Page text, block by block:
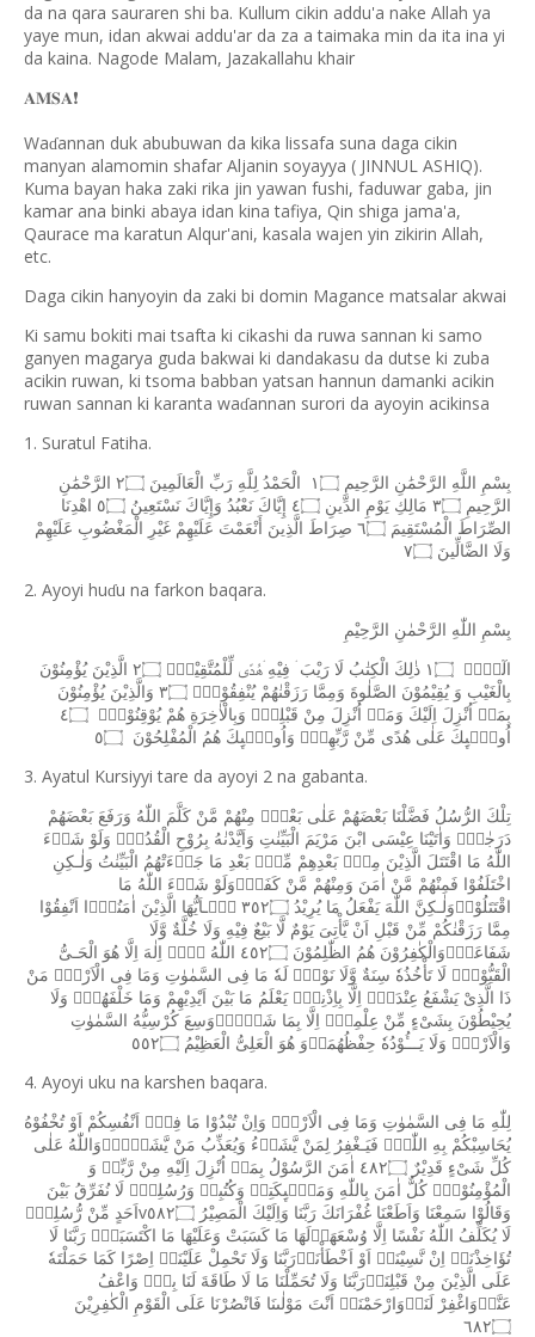
da na qara sauraren shi ba. Kullum cikin addu'a nake Allah ya
yaye mun, idan akwai addu'ar da za a taimaka min da ita ina yi
da kaina. Nagode Malam, Jazakallahu khair
𝐀𝐌𝐒𝐀❗️
Waɗannan duk abubuwan da kika lissafa suna daga cikin
manyan alamomin shafar Aljanin soyayya ( JINNUL ASHIQ).
Kuma bayan haka zaki rika jin yawan fushi, faduwar gaba, jin
kamar ana binki abaya idan kina tafiya, Qin shiga jama'a,
Qaurace ma karatun Alqur'ani, kasala wajen yin zikirin Allah,
etc.
Daga cikin hanyoyin da zaki bi domin Magance matsalar akwai
Ki samu bokiti mai tsafta ki cikashi da ruwa sannan ki samo
ganyen magarya guda bakwai ki dandakasu da dutse ki zuba
acikin ruwan, ki tsoma babban yatsan hannun damanki acikin
ruwan sannan ki karanta waɗannan surori da ayoyin acikinsa
1. Suratul Fatiha.
بِسْمِ اللَّهِ الرَّحْمَٰنِ الرَّحِيمِ ١۝ الْحَمْدُ لِلَّهِ رَبِّ الْعَالَمِينَ ٢۝ الرَّحْمَٰنِ
الرَّحِيمِ ٣۝ مَالِكِ يَوْمِ الدِّينِ ٤۝ إِيَّاكَ نَعْبُدُ وَإِيَّاكَ نَسْتَعِينُ ٥۝ اهْدِنَا
الصِّرَاطَ
الْمُسْتَقِيمَ ٦۝ صِرَاطَ الَّذِينَ أَنْعَمْتَ عَلَيْهِمْ غَيْرِ الْمَغْضُوبِ عَلَيْهِمْ
وَلَا الضَّالِّينَ ٧۝
2. Ayoyi huɗu na farkon baqara.
بِسْمِ اللّٰهِ الرَّحْمٰنِ الرَّحِيْمِ
الٓمّٓۚ ١۝ ذٰلِكَ الْكِتٰبُ لَا رَيْبَ فِيْهِ ۛهُدًى لِّلْمُتَّقِيْنَۙ ٢۝ الَّذِيْنَ يُؤْمِنُوْنَ
بِالْغَيْبِ وَ يُقِيْمُوْنَ الصَّلٰوةَ وَمِمَّا رَزَقْنٰهُمْ يُنْفِقُوْنَۙ ٣۝ وَالَّذِيْنَ يُؤْمِنُوْنَ
بِمَاۤ اُنْزِلَ اِلَيْكَ وَمَاۤ اُنْزِلَ مِنْ قَبْلِكَۚ وَبِالْاٰخِرَةِ هُمْ يُوْقِنُوْنَۗ
٤۝
اُولٰۤٮِٕكَ عَلٰى هُدًى مِّنْ رَّبِّهِمْۙ وَاُولٰۤٮِٕكَ هُمُ الْمُفْلِحُوْنَ ٥۝
3. Ayatul Kursiyyi tare da ayoyi 2 na gabanta.
تِلْكَ الرُّسُلُ فَضَّلْنَا بَعْضَهُمْ عَلٰى بَعْضٍۘ مِنْهُمْ مَّنْ كَلَّمَ اللّٰهُ وَرَفَعَ بَعْضَهُمْ
دَرَجٰتٍۗ وَاٰتَيْنَا عِيْسَى ابْنَ مَرْيَمَ الْبَيِّنٰتِ وَاَيَّدْنٰهُ بِرُوْحِ الْقُدُسِۗ وَلَوْ شَاۤءَ
اللّٰهُ مَا اقْتَتَلَ الَّذِيْنَ مِنْۢ بَعْدِهِمْ مِّنْۢ بَعْدِ مَا جَاۤءَتْهُمُ الْبَيِّنٰتُ وَلٰـكِنِ
اخْتَلَفُوْا
فَمِنْهُمْ مَّنْ اٰمَنَ وَمِنْهُمْ مَّنْ كَفَرَۗوَلَوْ شَاۤءَ اللّٰهُ مَا
اقْتَتَلُوْاۗوَلٰـكِنَّ
اللّٰهَ يَفْعَلُ مَا يُرِيْدُ ٣٥٢۝ يٰۤـاَيُّهَا الَّذِيْنَ اٰمَنُوْۤا
اَنْفِقُوْا
مِمَّا رَزَقْنٰكُمْ مِّنْ قَبْلِ اَنْ يَّأْتِىَ يَوْمٌ لَّا بَيْعٌ فِيْهِ وَلَا خُلَّةٌ وَّلَا
شَفَاعَةٌۗوَالْكٰفِرُوْنَ هُمُ الظّٰلِمُوْنَ ٤٥٢۝ اللّٰهُ لَاۤ اِلٰهَ اِلَّا هُوَ
الْحَـىُّ
الْقَيُّوْمُۚ لَا تَأْخُذُهٗ سِنَةٌ وَّلَا نَوْمٌۗ لَهٗ مَا فِى السَّمٰوٰتِ وَمَا فِى الْاَرْضِۗ مَنْ
ذَا
الَّذِىْ يَشْفَعُ عِنْدَهٗۤ اِلَّا بِاِذْنِهٖۗ يَعْلَمُ مَا بَيْنَ اَيْدِيْهِمْ وَمَا خَلْفَهُمْۚ وَلَا
يُحِيْطُوْنَ بِشَىْءٍ مِّنْ عِلْمِهٖۤ اِلَّا بِمَا شَاۤءَۚوَسِعَ كُرْسِيُّهُ
السَّمٰوٰتِ
وَالْاَرْضَۚ وَلَا يَـــُٔوْدُهٗ حِفْظُهُمَاۚوَ هُوَ الْعَلِىُّ الْعَظِيْمُ ٥٥٢۝
4. Ayoyi uku na karshen baqara.
لِلّٰهِ مَا فِى السَّمٰوٰتِ وَمَا فِى الْاَرْضِۗ وَاِنْ تُبْدُوْا مَا فِىْۤ اَنْفُسِكُمْ اَوْ تُخْفُوْهُ
يُحَاسِبْكُمْ بِهِ اللّٰهُۗ فَيَـغْفِرُ لِمَنْ يَّشَاۤءُ وَيُعَذِّبُ مَنْ يَّشَاۤءُۗوَاللّٰهُ عَلٰى
كُلِّ شَىْءٍ قَدِيْرٌ ٤٨٢۝ اٰمَنَ الرَّسُوْلُ بِمَاۤ اُنْزِلَ اِلَيْهِ مِنْ رَّبِّهٖ وَ
الْمُؤْمِنُوْنَۗ كُلٌّ اٰمَنَ بِاللّٰهِ وَمَلٰۤٮِٕكَتِهٖ وَكُتُبِهٖ وَرُسُلِهٖۗ لَا نُفَرِّقُ بَيْنَ
اَحَدٍ مِّنْ رُّسُلِهٖۗ v وَقَالُوْا سَمِعْنَا وَاَطَعْنَا غُفْرَانَكَ رَبَّنَا وَاِلَيْكَ الْمَصِيْرُ ٥٨٢۝
لَا يُكَلِّفُ اللّٰهُ نَفْسًا اِلَّا وُسْعَهَاۗلَهَا مَا كَسَبَتْ وَعَلَيْهَا مَا اكْتَسَبَتْۗ رَبَّنَا لَا
تُؤَاخِذْنَاۤ
اِنْ نَّسِيْنَاۤ اَوْ اَخْطَأْنَاۚرَبَّنَا وَلَا تَحْمِلْ عَلَيْنَاۤ اِصْرًا كَمَا حَمَلْتَهٗ
عَلَى
الَّذِيْنَ مِنْ قَبْلِنَاۚرَبَّنَا وَلَا تُحَمِّلْنَا مَا لَا طَاقَةَ لَنَا بِهٖۚ وَاعْفُ
عَنَّاۗوَاغْفِرْ لَنَاۗوَارْحَمْنَاۗ اَنْتَ مَوْلٰٮنَا فَانْصُرْنَا عَلَى الْقَوْمِ
الْكٰفِرِيْنَ
٦٨٢۝